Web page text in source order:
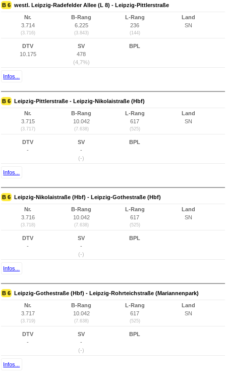
B 6 westl. Leipzig-Radefelder Allee (L 8) - Leipzig-Pittlerstraße
Nr.
3.714
(3.716)
B-Rang
6.225
(3.843)
L-Rang
236
(144)
Land
SN
DTV
10.175
SV
478
(4,7%)
BPL
Infos...
B 6 Leipzig-Pittlerstraße - Leipzig-Nikolaistraße (Hbf)
Nr.
3.715
(3.717)
B-Rang
10.042
(7.638)
L-Rang
617
(525)
Land
SN
DTV
-
SV
-
(-)
BPL
Infos...
B 6 Leipzig-Nikolaistraße (Hbf) - Leipzig-Gothestraße (Hbf)
Nr.
3.716
(3.718)
B-Rang
10.042
(7.638)
L-Rang
617
(525)
Land
SN
DTV
-
SV
-
(-)
BPL
Infos...
B 6 Leipzig-Gothestraße (Hbf) - Leipzig-Rohrteichstraße (Mariannenpark)
Nr.
3.717
(3.719)
B-Rang
10.042
(7.638)
L-Rang
617
(525)
Land
SN
DTV
-
SV
-
(-)
BPL
Infos...